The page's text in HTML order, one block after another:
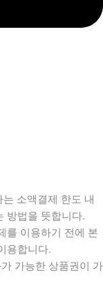
소액결제 한도 내
방법을 뜻합니다.
를 이용하기 전에 본
용합니다.
가능한 상품권이 가